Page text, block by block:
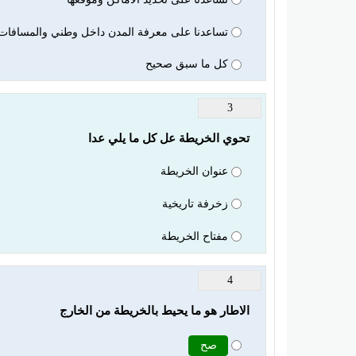
تساعدنا على معرفة المدن داخل وطني والمسافات
كل ما سبق صحيح
3
تحوي الخريطة عل كل ما يلي عدا
عنوان الخريطة
زخرفة تاريخية
مفتاح الخريطة
4
الاطار هو ما يحيط بالخريطة من الخارج
صح